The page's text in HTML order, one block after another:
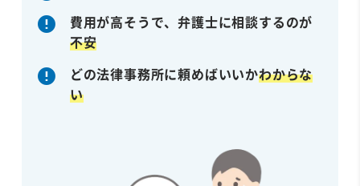
費用が高そうで、弁護士に相談するのが
不安
どの法律事務所に頼めばいいかわからな
い